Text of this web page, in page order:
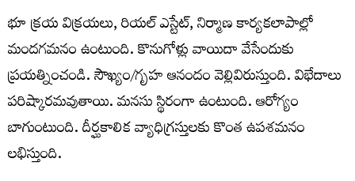
భూ క్రయ విక్రయలు, రియల్‌ ఎస్టేట్‌, నిర్మాణ కార్యకలాపాల్లో
మందగమనం ఉంటుంది. కొనుగోళ్లు వాయిదా వేసేందుకు
ప్రయత్నించండి. సౌఖ్యం/గృహ ఆనందం వెల్లివిరుస్తుంది. విభేదాలు
పరిష్కారమవుతాయి. మనసు స్థిరంగా ఉంటుంది. ఆరోగ్యం
బాగుంటుంది. దీర్ఘకాలిక వ్యాధిగ్రస్తులకు కొంత ఉపశమనం
లభిస్తుంది.